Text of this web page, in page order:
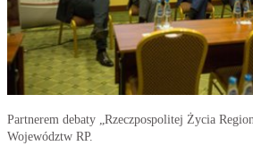
Partnerem debaty „Rzeczpospolitej Życia
Województw RP.